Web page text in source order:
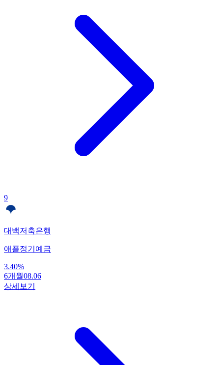
9
대백저축은행
애플정기예금
3.40%
6개월08.06
상세보기